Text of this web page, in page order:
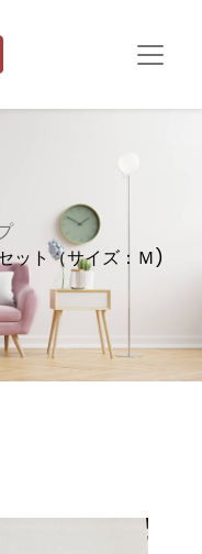
ト（サイズ：Ｍ)